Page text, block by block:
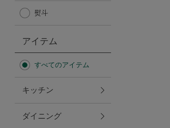
保冷バッグ
無重力シリーズ
熨斗
アイテム
すべてのアイテム
キッチン
ダイニング